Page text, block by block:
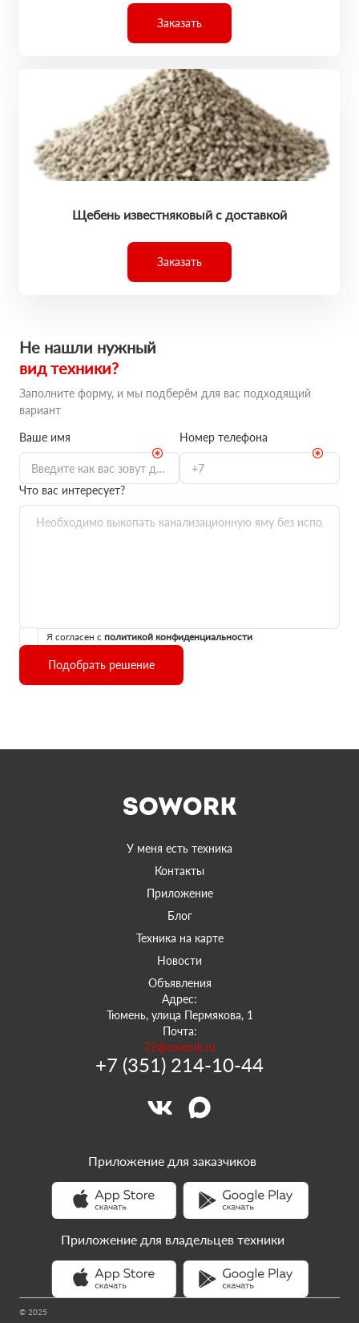
Заказать
Щебень известняковый с доставкой
Заказать
Не нашли нужный
вид техники?
Заполните форму, и мы подберём для вас подходящий
вариант
Ваше имя
Номер телефона
Что вас интересует?
Я согласен с политикой конфиденциальности
Подобрать решение
У меня есть техника
Контакты
Приложение
Блог
Техника на карте
Новости
Объявления
Адрес:
Тюмень, улица Пермякова, 1
Почта:
72@sowork.ru
+7 (351) 214-10-44
© 2025
Приложение для заказчиков
Приложение для владельцев техники